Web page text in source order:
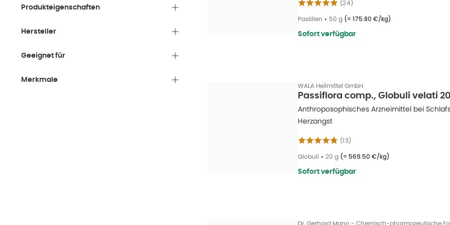
Produkteigenschaften
Hersteller
Geeignet für
Merkmale
Lesen Sie vor der Anwendung stets die Packungsbeilage.
Diese Produkte ersetzen keine gesunde Lebensweise mit ausgewogener
Stöbern Sie durch unser Sortiment und finden Sie die passende Unterstützung für
(24)
Pastillen • 50 g (= 175.80 €/kg)
Sofort verfügbar
WALA Heilmittel GmbH
Passiflora comp., Globuli velati
Anthroposophisches Arzneimittel bei
Herzangst
(13)
Globuli • 20 g (= 569.50 €/kg)
Sofort verfügbar
Dr. Gerhard Mann - Chemisch-pharmazeutische